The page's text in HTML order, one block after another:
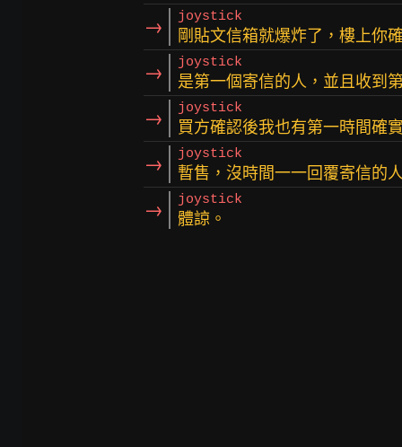
→ joystick
剛貼文信箱就爆炸了，樓上你
→ joystick
是第一個寄信的人，並且收到
→ joystick
買方確認後我也有第一時間確
→ joystick
暫售，沒時間一一回覆寄信的
→ joystick
體諒。